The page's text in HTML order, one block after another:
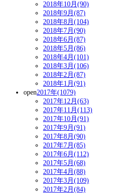
2018年10月(90)
2018年9月(87)
2018年8月(104)
2018年7月(90)
2018年6月(87)
2018年5月(86)
2018年4月(101)
2018年3月(106)
2018年2月(87)
2018年1月(91)
open2017年(1079)
2017年12月(63)
2017年11月(113)
2017年10月(91)
2017年9月(91)
2017年8月(90)
2017年7月(85)
2017年6月(112)
2017年5月(68)
2017年4月(88)
2017年3月(109)
2017年2月(84)